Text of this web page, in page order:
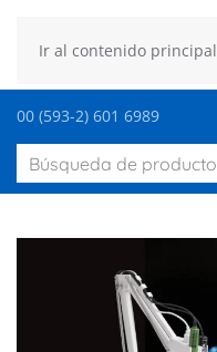
Ir al contenido principal
00 (593-2) 601 6989